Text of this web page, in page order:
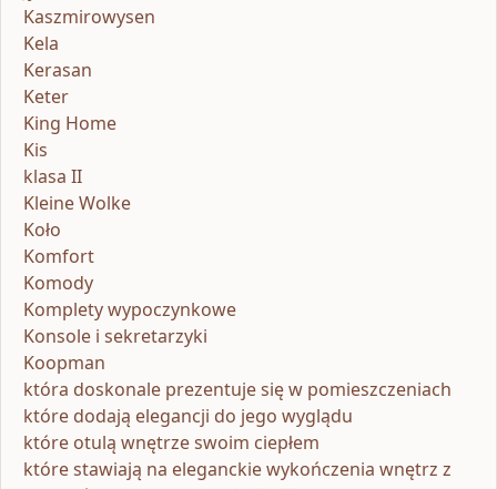
Kaszmirowysen
Kela
Kerasan
Keter
King Home
Kis
klasa II
Kleine Wolke
Koło
Komfort
Komody
Komplety wypoczynkowe
Konsole i sekretarzyki
Koopman
która doskonale prezentuje się w pomieszczeniach
które dodają elegancji do jego wyglądu
które otulą wnętrze swoim ciepłem
które stawiają na eleganckie wykończenia wnętrz z